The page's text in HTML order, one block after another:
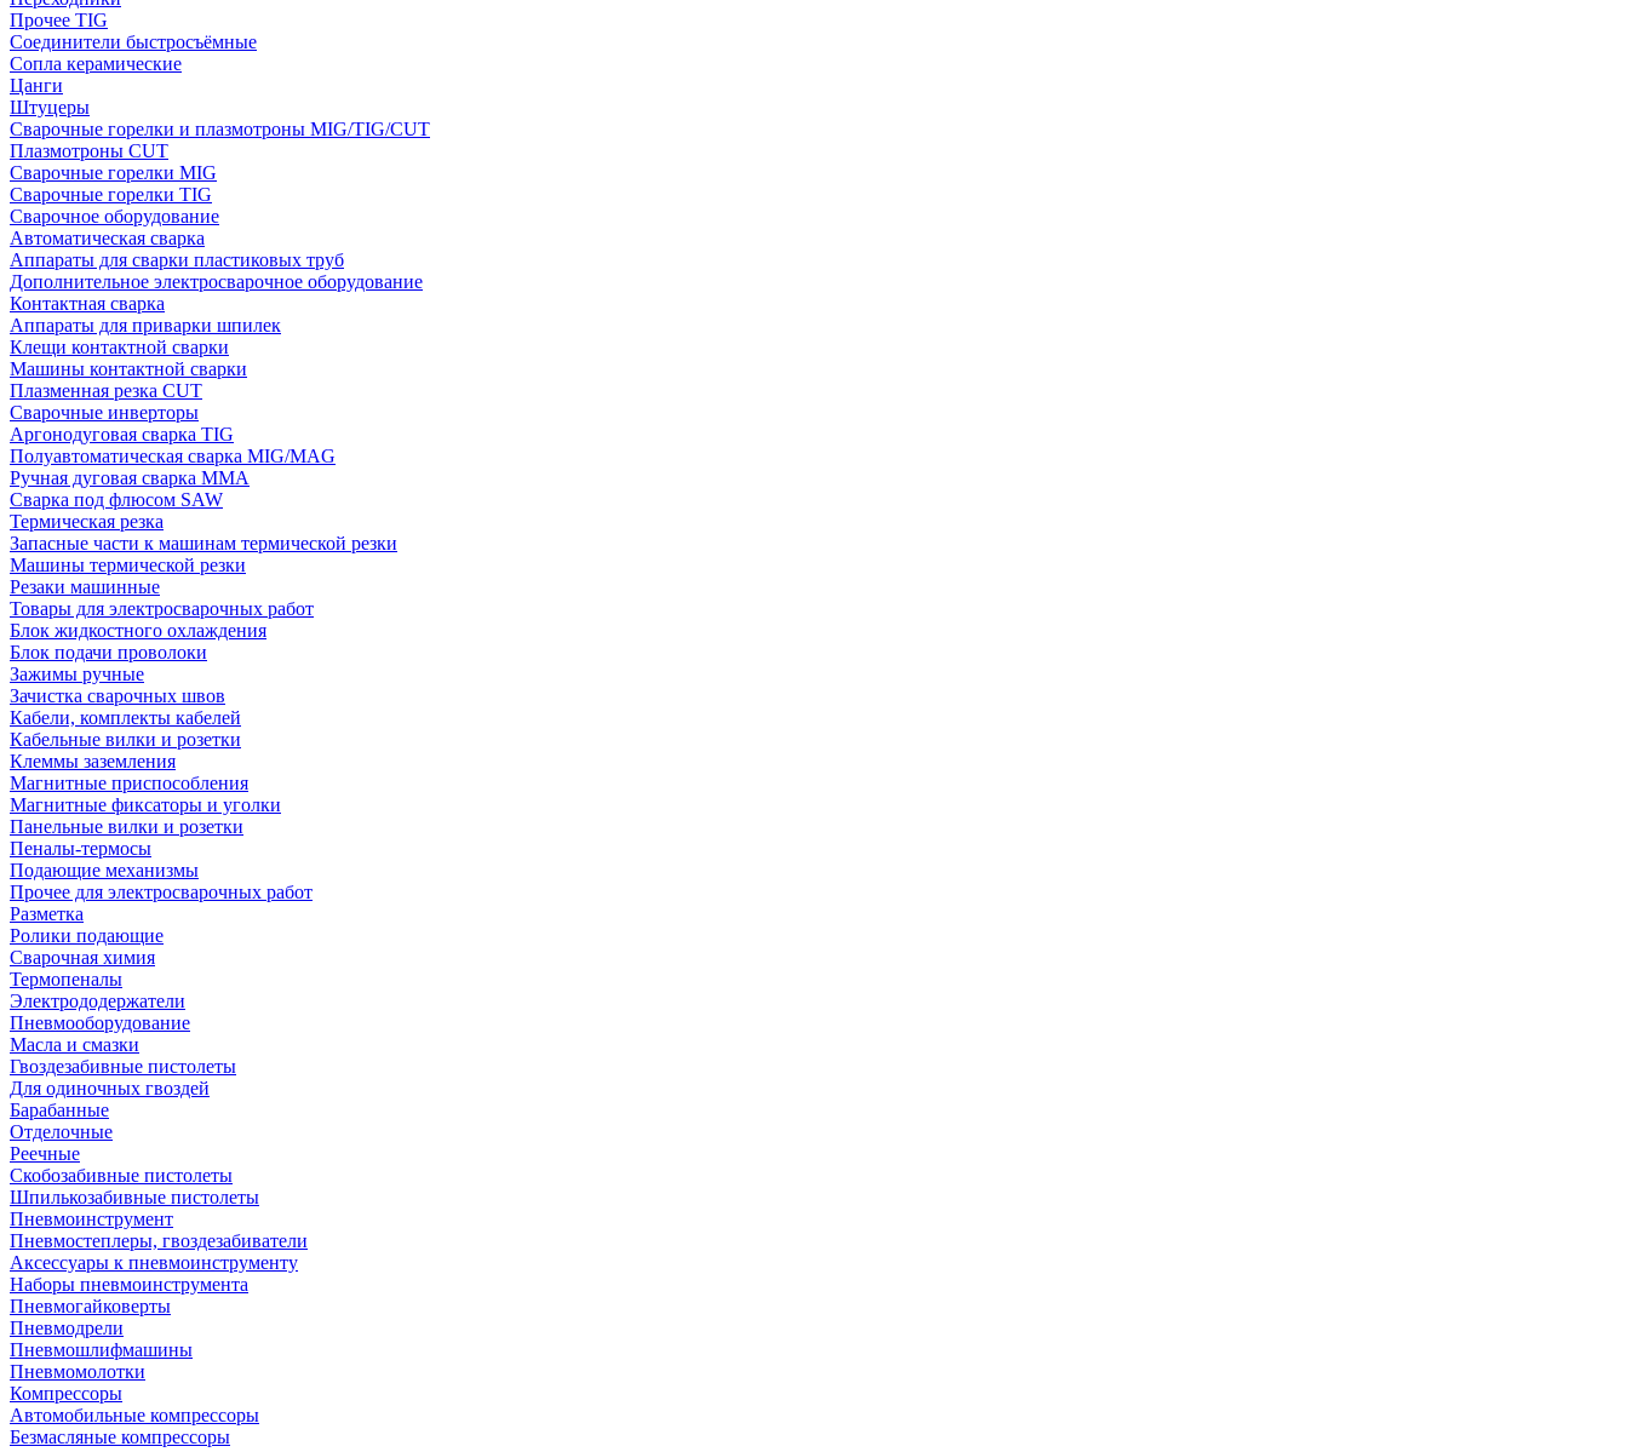
Прочее TIG
Соединители быстросъёмные
Сопла керамические
Цанги
Штуцеры
Сварочные горелки и плазмотроны MIG/TIG/CUT
Плазмотроны CUT
Сварочные горелки MIG
Сварочные горелки TIG
Сварочное оборудование
Автоматическая сварка
Аппараты для сварки пластиковых труб
Дополнительное электросварочное оборудование
Контактная сварка
Аппараты для приварки шпилек
Клещи контактной сварки
Машины контактной сварки
Плазменная резка CUT
Сварочные инверторы
Аргонодуговая сварка TIG
Полуавтоматическая сварка MIG/MAG
Ручная дуговая сварка MMA
Сварка под флюсом SAW
Термическая резка
Запасные части к машинам термической резки
Машины термической резки
Резаки машинные
Товары для электросварочных работ
Блок жидкостного охлаждения
Блок подачи проволоки
Зажимы ручные
Зачистка сварочных швов
Кабели, комплекты кабелей
Кабельные вилки и розетки
Клеммы заземления
Магнитные приспособления
Магнитные фиксаторы и уголки
Панельные вилки и розетки
Пеналы-термосы
Подающие механизмы
Прочее для электросварочных работ
Разметка
Ролики подающие
Сварочная химия
Термопеналы
Электрододержатели
Пневмооборудование
Масла и смазки
Гвоздезабивные пистолеты
Для одиночных гвоздей
Барабанные
Отделочные
Реечные
Скобозабивные пистолеты
Шпилькозабивные пистолеты
Пневмоинструмент
Пневмостеплеры, гвоздезабиватели
Аксессуары к пневмоинструменту
Наборы пневмоинструмента
Пневмогайковерты
Пневмодрели
Пневмошлифмашины
Пневмомолотки
Компрессоры
Автомобильные компрессоры
Безмасляные компрессоры